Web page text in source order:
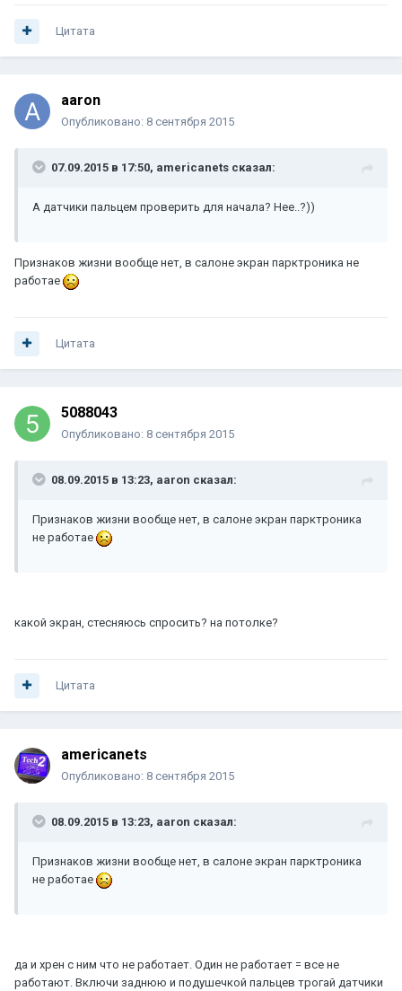
Цитата
aaron
Опубликовано: 8 сентября 2015
07.09.2015 в 17:50, americanets сказал:
А датчики пальцем проверить для начала? Нее..?))
Признаков жизни вообще нет, в салоне экран парктроника не
работае
Цитата
5088043
Опубликовано: 8 сентября 2015
08.09.2015 в 13:23, aaron сказал:
Признаков жизни вообще нет, в салоне экран парктроника
не работае
какой экран, стесняюсь спросить? на потолке?
Цитата
americanets
Опубликовано: 8 сентября 2015
08.09.2015 в 13:23, aaron сказал:
Признаков жизни вообще нет, в салоне экран парктроника
не работае
да и хрен с ним что не работает. Один не работает = все не
работают. Включи заднюю и подушечкой пальцев трогай датчики